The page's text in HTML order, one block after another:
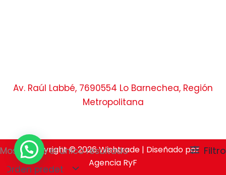
Mostrando el único resultado Filtro
Av. Raúl Labbé, 7690554 Lo Barnechea, Región
Metropolitana
Copyright © 2026 Wishtrade | Diseñado por
Agencia RyF